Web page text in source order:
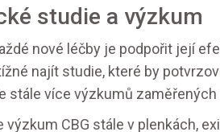
studie a výzkum
nové léčby je podpořit její
najít studie, které by
stále více výzkumů
výzkum CBG stále v plenkách,